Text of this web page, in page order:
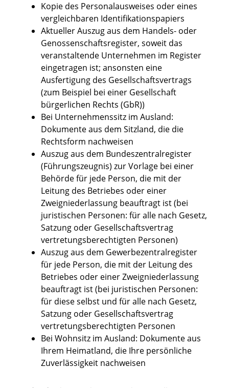
Kopie des Personalausweises oder eines
vergleichbaren Identifikationspapiers
Aktueller Auszug aus dem Handels- oder
Genossenschaftsregister, soweit das
veranstaltende Unternehmen im Register
eingetragen ist; ansonsten eine
Ausfertigung des Gesellschaftsvertrags
(zum Beispiel bei einer Gesellschaft
bürgerlichen Rechts (GbR))
Bei Unternehmenssitz im Ausland:
Dokumente aus dem Sitzland, die die
Rechtsform nachweisen
Auszug aus dem Bundeszentralregister
(Führungszeugnis) zur Vorlage bei einer
Behörde für jede Person, die mit der
Leitung des Betriebes oder einer
Zweigniederlassung beauftragt ist (bei
juristischen Personen: für alle nach Gesetz,
Satzung oder Gesellschaftsvertrag
vertretungsberechtigten Personen)
Auszug aus dem Gewerbezentralregister
für jede Person, die mit der Leitung des
Betriebes oder einer Zweigniederlassung
beauftragt ist (bei juristischen Personen:
für diese selbst und für alle nach Gesetz,
Satzung oder Gesellschaftsvertrag
vertretungsberechtigten Personen
Bei Wohnsitz im Ausland: Dokumente aus
Ihrem Heimatland, die Ihre persönliche
Zuverlässigkeit nachweisen